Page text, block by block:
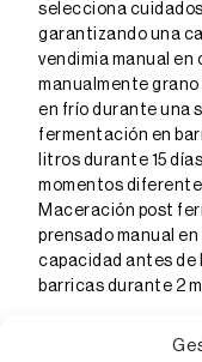
selecciona
garantizando una
vendimia manual en
manualmente grano
en frío durante una
fermentación en
litros durante 15
momentos
Maceración post
prensado manual
capacidad antes
barricas durante 2